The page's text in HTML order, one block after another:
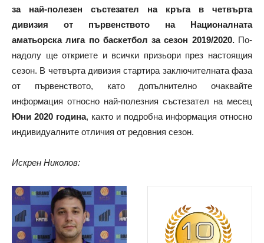
за най-полезен състезател на кръга в четвърта
дивизия от първенството на Националната
аматьорска лига по баскетбол за сезон 2019/2020.По-
надолу ще откриете и всички призьори през настоящия
сезон. В четвърта дивизия стартира заключителната фаза
от първенството, като допълнително очаквайте
информация относно най-полезния състезател на месец
Юни 2020 година, както и подробна информация относно
индивидуалните отличия от редовния сезон.
Искрен Николов: